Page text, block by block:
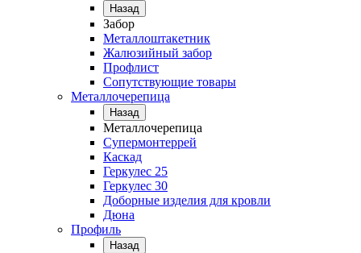
Назад
Забор
Металлоштакетник
Жалюзийный забор
Профлист
Сопутствующие товары
Металлочерепица
Назад
Металлочерепица
Супермонтеррей
Каскад
Геркулес 25
Геркулес 30
Доборные изделия для кровли
Дюна
Профиль
Назад